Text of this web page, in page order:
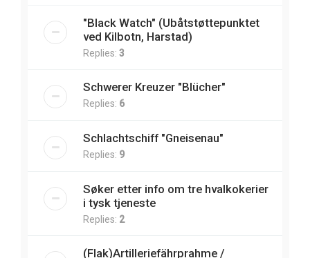
"Black Watch" (Ubåtstøttepunktet
ved Kilbotn, Harstad)
Replies: 3
Schwerer Kreuzer "Blücher"
Replies: 6
Schlachtschiff "Gneisenau"
Replies: 9
Søker etter info om tre hvalkokerier
i tysk tjeneste
Replies: 2
(Flak)Artilleriefährprahme /